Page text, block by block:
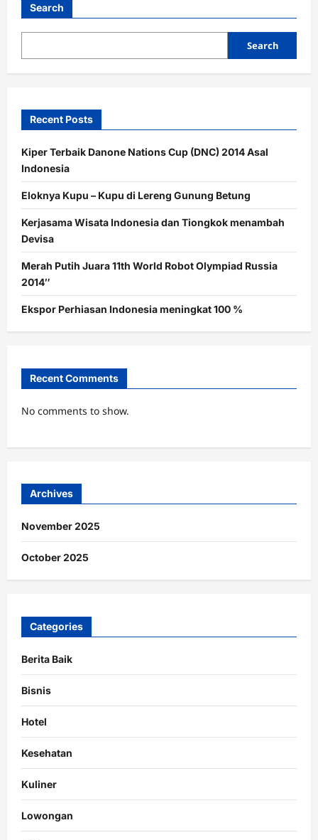
Search
Search
Recent Posts
Kiper Terbaik Danone Nations Cup (DNC) 2014 Asal
Indonesia
Eloknya Kupu – Kupu di Lereng Gunung Betung
Kerjasama Wisata Indonesia dan Tiongkok menambah
Devisa
Merah Putih Juara 11th World Robot Olympiad Russia
2014″
Ekspor Perhiasan Indonesia meningkat 100 %
Recent Comments
No comments to show.
Archives
November 2025
October 2025
Categories
Berita Baik
Bisnis
Hotel
Kesehatan
Kuliner
Lowongan